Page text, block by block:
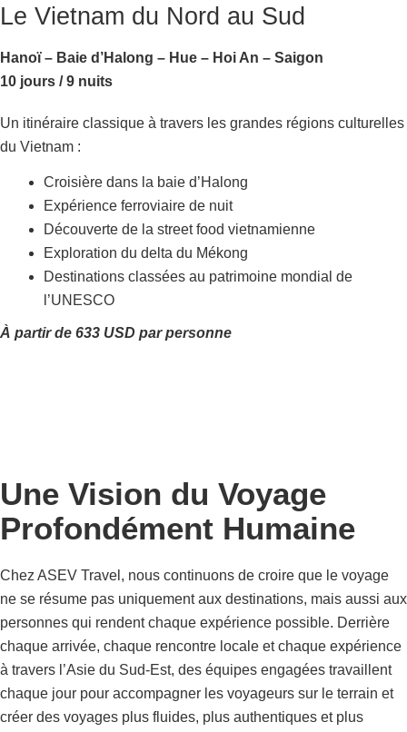
Le Vietnam du Nord au Sud
Hanoï – Baie d’Halong – Hue – Hoi An – Saigon
10 jours / 9 nuits
Un itinéraire classique à travers les grandes régions culturelles
du Vietnam :
Croisière dans la baie d’Halong
Expérience ferroviaire de nuit
Découverte de la street food vietnamienne
Exploration du delta du Mékong
Destinations classées au patrimoine mondial de
l’UNESCO
À partir de 633 USD par personne
Une Vision du Voyage
Profondément Humaine
Chez ASEV Travel, nous continuons de croire que le voyage
ne se résume pas uniquement aux destinations, mais aussi aux
personnes qui rendent chaque expérience possible. Derrière
chaque arrivée, chaque rencontre locale et chaque expérience
à travers l’Asie du Sud-Est, des équipes engagées travaillent
chaque jour pour accompagner les voyageurs sur le terrain et
créer des voyages plus fluides, plus authentiques et plus